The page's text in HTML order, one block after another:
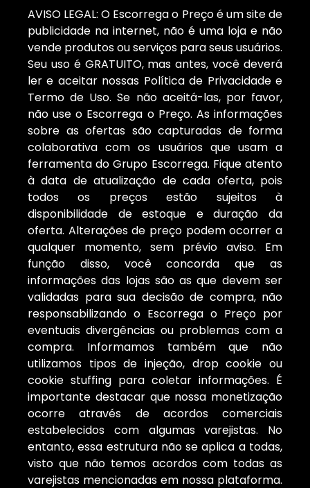
AVISO LEGAL: O Escorrega o Preço é um site de
publicidade na internet, não é uma loja e não
vende produtos ou serviços para seus usuários.
Seu uso é GRATUITO, mas antes, você deverá
ler e aceitar nossas Política de Privacidade e
Termo de Uso. Se não aceitá-las, por favor,
não use o Escorrega o Preço. As informações
sobre as ofertas são capturadas de forma
colaborativa com os usuários que usam a
ferramenta do Grupo Escorrega. Fique atento
à data de atualização de cada oferta, pois
todos os preços estão sujeitos à
disponibilidade de estoque e duração da
oferta. Alterações de preço podem ocorrer a
qualquer momento, sem prévio aviso. Em
função disso, você concorda que as
informações das lojas são as que devem ser
validadas para sua decisão de compra, não
responsabilizando o Escorrega o Preço por
eventuais divergências ou problemas com a
compra. Informamos também que não
utilizamos tipos de injeção, drop cookie ou
cookie stuffing para coletar informações. É
importante destacar que nossa monetização
ocorre através de acordos comerciais
estabelecidos com algumas varejistas. No
entanto, essa estrutura não se aplica a todas,
visto que não temos acordos com todas as
varejistas mencionadas em nossa plataforma.